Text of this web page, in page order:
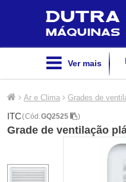
Ver mais
Ar e Clima Grades de
ITC(Cód. GQ2525 )
Grade de ventilação